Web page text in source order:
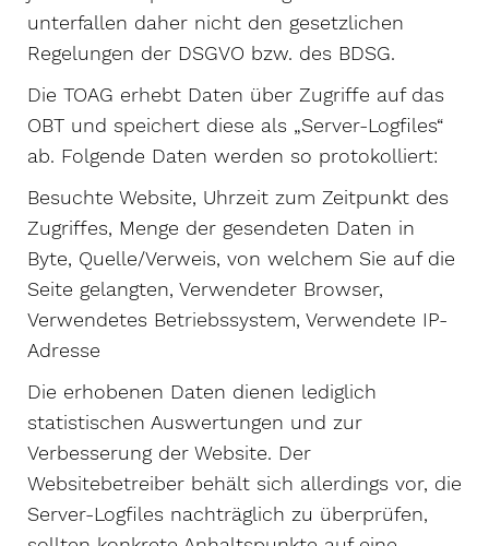
unterfallen daher nicht den gesetzlichen
Regelungen der DSGVO bzw. des BDSG.
Die TOAG erhebt Daten über Zugriffe auf das
OBT und speichert diese als „Server-Logfiles“
ab. Folgende Daten werden so protokolliert:
Besuchte Website, Uhrzeit zum Zeitpunkt des
Zugriffes, Menge der gesendeten Daten in
Byte, Quelle/Verweis, von welchem Sie auf die
Seite gelangten, Verwendeter Browser,
Verwendetes Betriebssystem, Verwendete IP-
Adresse
Die erhobenen Daten dienen lediglich
statistischen Auswertungen und zur
Verbesserung der Website. Der
Websitebetreiber behält sich allerdings vor, die
Server-Logfiles nachträglich zu überprüfen,